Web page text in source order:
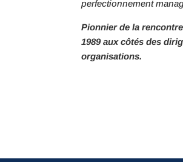
perfectionnement
Pionnier de la
1989aux côtés des
organisations.